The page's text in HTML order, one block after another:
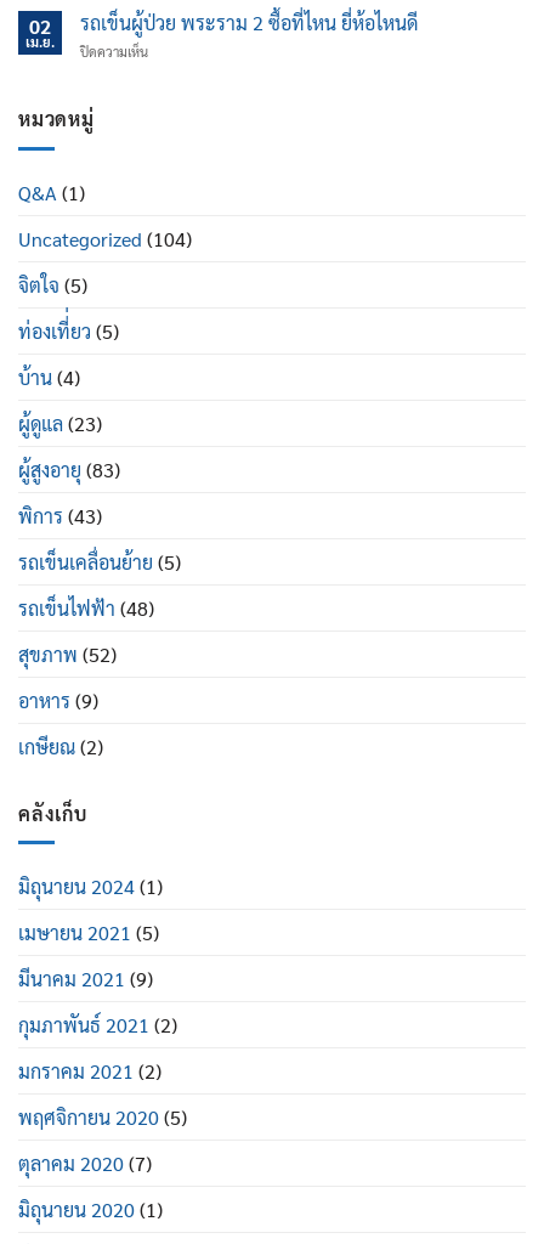
ไหน
นอน
นอน
ช่วย
ป้องกัน
ข้อ
บ้าง
02
เม.ย.
รถเข็นผู้ป่วย พระราม 2 ซื้อที่ไหน ยี่ห้อไหนดี
ปิดความเห็นบน
ยี่ห้อ
หมวดหมู่
Q&A (1)
Uncategorized (104)
จิตใจ (5)
ท่องเที่่ยว (5)
บ้าน(4)
ผู้ดูแล (23)
ผู้สูงอายุ (83)
พิการ (43)
รถเข็นเคลื่อนย้าย (5)
รถเข็นไฟฟ้า (48)
สุขภาพ (52)
อาหาร (9)
เกษียณ(2)
คลังเก็บ
มิถุนายน 2024(1)
เมษายน 2021 (5)
มีนาคม 2021 (9)
กุมภาพันธ์ 2021 (2)
มกราคม 2021 (2)
พฤศจิกายน 2020(5)
ตุลาคม 2020(7)
มิถุนายน 2020(1)